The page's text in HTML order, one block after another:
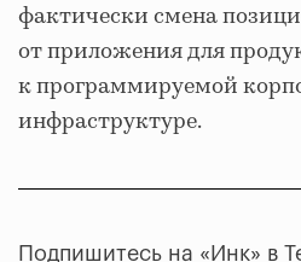
фактически смена
от приложения для
к программируемой
инфраструктуре.
Подпишитесь на «Инк» в